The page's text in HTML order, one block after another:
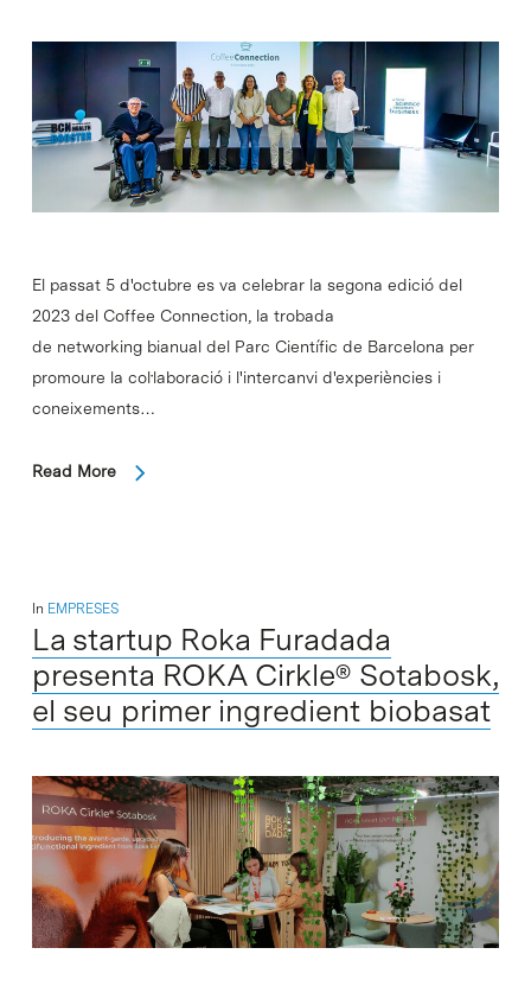
El passat 5 d'octubre es va celebrar la segona edició del
2023 del Coffee Connection, la trobada
de networking bianual del Parc Científic de Barcelona per
promoure la col·laboració i l'intercanvi d'experiències i
coneixements…
Read More
In EMPRESES
La startup Roka Furadada
presenta ROKA Cirkle® Sotabosk,
el seu primer ingredient biobasat